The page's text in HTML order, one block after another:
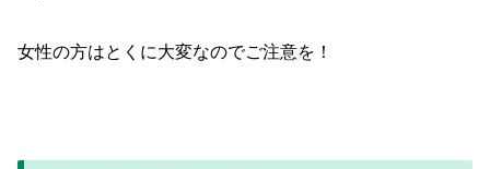
女性の方はとくに大変なのでご注意を！